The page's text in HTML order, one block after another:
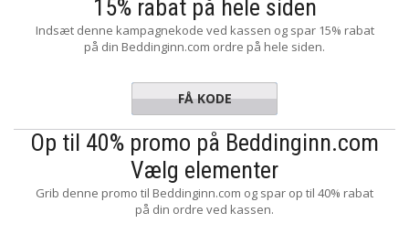
15% rabat på hele siden
Indsæt denne kampagnekode ved kassen og spar 15% rabat
på din Beddinginn.com ordre på hele siden.
EDM15
FÅ KODE
Op til 40% promo på Beddinginn.com
Vælg elementer
Grib denne promo til Beddinginn.com og spar op til 40% rabat
på din ordre ved kassen.